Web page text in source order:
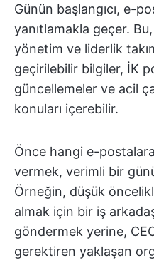
Günün başlangıcı, e-
yanıtlamakla geçer.
yönetim ve liderlik
geçirilebilir bilgiler, İK
güncellemeler ve acil
konuları içerebilir.
Önce hangi e-
vermek, verimli bir
Örneğin, düşük
almak için bir iş
göndermek yerine,
gerektiren yaklaşan